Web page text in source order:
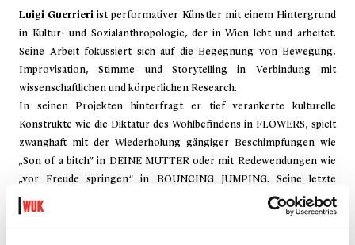
Luigi Guerrieri ist performativer Künstler mit einem Hintergrund
in Kultur- und Sozialanthropologie, der in Wien lebt und arbeitet.
Seine Arbeit fokussiert sich auf die Begegnung von Bewegung,
Improvisation, Stimme und Storytelling in Verbindung mit
wissenschaftlichen und körperlichen Research.
In seinen Projekten hinterfragt er tief verankerte kulturelle
Konstrukte wie die Diktatur des Wohlbefindens in FLOWERS, spielt
zwanghaft mit der Wiederholung gängiger Beschimpfungen wie
„Son of a bitch” in DEINE MUTTER oder mit Redewendungen wie
„vor Freude springen“ in BOUNCING JUMPING. Seine letzte
Performance POOR GUY würde bei [8:tension] - Impulstanz 2025
präsentiert. Er schreibt sporadisch einen Blog, kümmert sich um